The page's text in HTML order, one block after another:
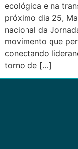
ecológica e na
próximo dia 25,
nacional da
movimento que
conectando
torno de […]